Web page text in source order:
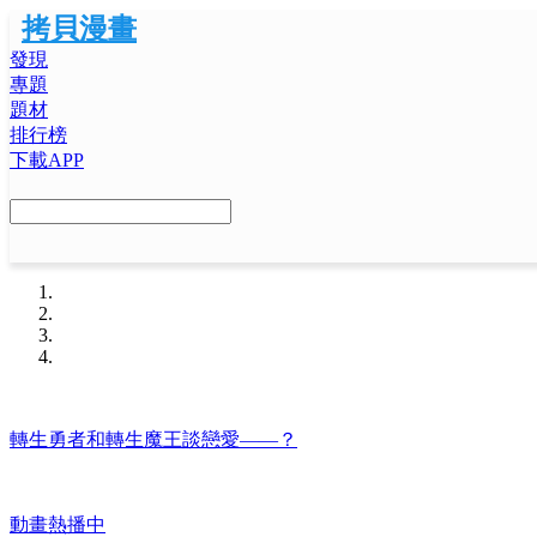
拷貝漫畫
發現
專題
題材
排行榜
下載APP
轉生勇者和轉生魔王談戀愛——？
動畫熱播中